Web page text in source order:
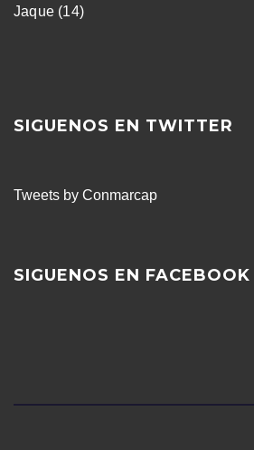
Jaque (14)
SIGUENOS EN TWITTER
Tweets by Conmarcap
SIGUENOS EN FACEBOOK